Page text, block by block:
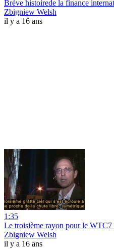
Brève histoirede la finance
Zbigniew Welsh
il y a 16 ans
1:35
Le troisième rayon pour le WTC7
Zbigniew Welsh
il y a 16 ans